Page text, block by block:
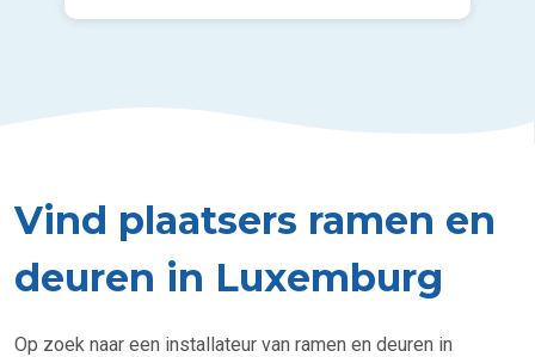
Vind plaatsers ramen en
deuren in Luxemburg
Op zoek naar een installateur van ramen en deuren in